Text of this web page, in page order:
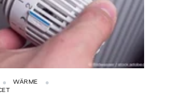
WÄRME